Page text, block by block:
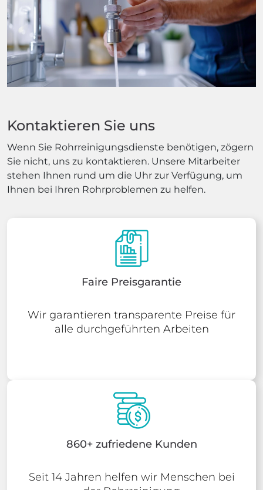
Kontaktieren Sie uns
Wenn Sie Rohrreinigungsdienste benötigen, zögern
Sie nicht, uns zu kontaktieren. Unsere Mitarbeiter
stehen Ihnen rund um die Uhr zur Verfügung, um
Ihnen bei Ihren Rohrproblemen zu helfen.
Faire Preisgarantie
Wir garantieren transparente Preise für
alle durchgeführten Arbeiten
860+ zufriedene Kunden
Seit 14 Jahren helfen wir Menschen bei